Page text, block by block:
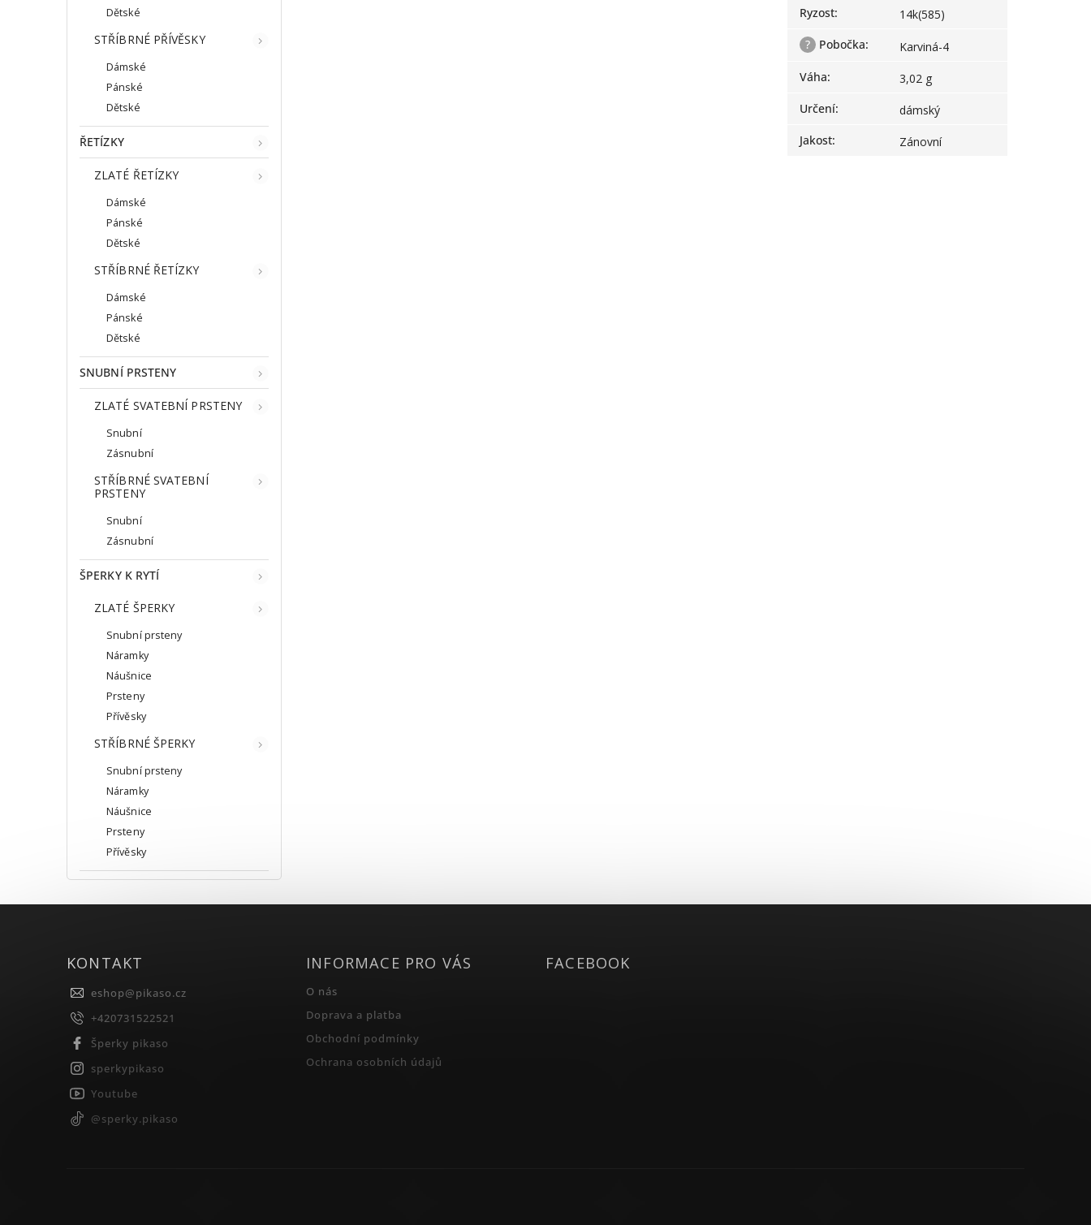
Dětské
STŘÍBRNÉ PŘÍVĚSKY
Dámské
Pánské
Dětské
ŘETÍZKY
ZLATÉ ŘETÍZKY
Dámské
Pánské
Dětské
STŘÍBRNÉ ŘETÍZKY
Dámské
Pánské
Dětské
SNUBNÍ PRSTENY
ZLATÉ SVATEBNÍ PRSTENY
Snubní
Zásnubní
STŘÍBRNÉ SVATEBNÍ
PRSTENY
Snubní
Zásnubní
ŠPERKY K RYTÍ
ZLATÉ ŠPERKY
Snubní prsteny
Náramky
Náušnice
Prsteny
Přívěsky
STŘÍBRNÉ ŠPERKY
Snubní prsteny
Náramky
Náušnice
Prsteny
Přívěsky
Ryzost:
14k(585)
?
Pobočka:
Karviná-4
Váha:
3,02 g
Určení:
dámský
Jakost: Zánovní
KONTAKT
eshop@pikaso.cz
+420731522521
Šperky pikaso
sperkypikaso
Youtube
@sperky.pikaso
INFORMACE PRO VÁS
O nás
Doprava a platba
Obchodní podmínky
Ochrana osobních údajů
FACEBOOK